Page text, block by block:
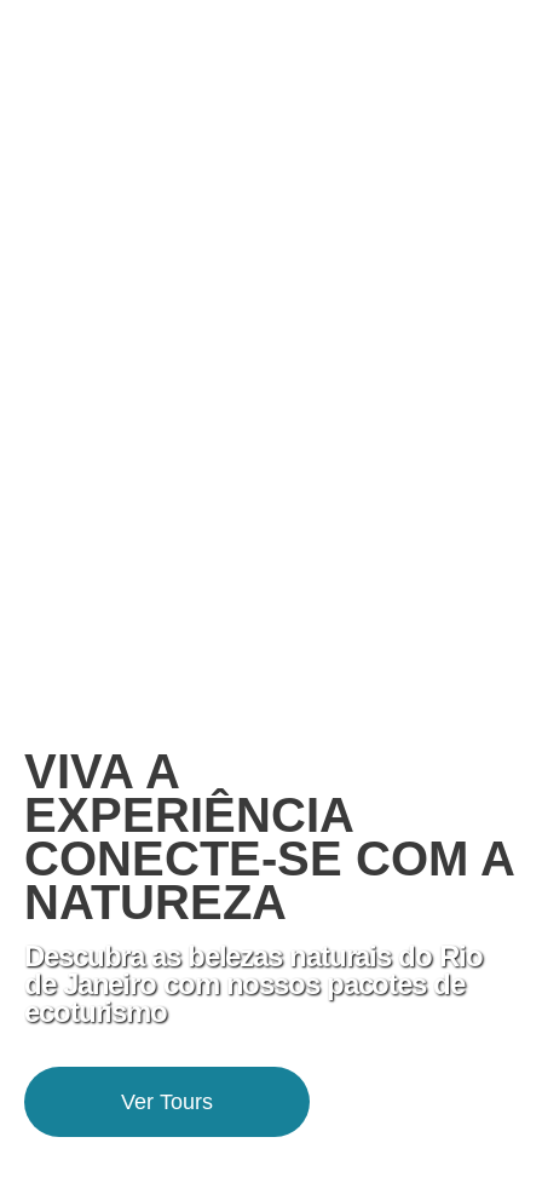
VIVA A
EXPERIÊNCIA
CONECTE-SE COM A
NATUREZA
Descubra as belezas naturais do Rio
de Janeiro com nossos pacotes de
ecoturismo
Ver Tours